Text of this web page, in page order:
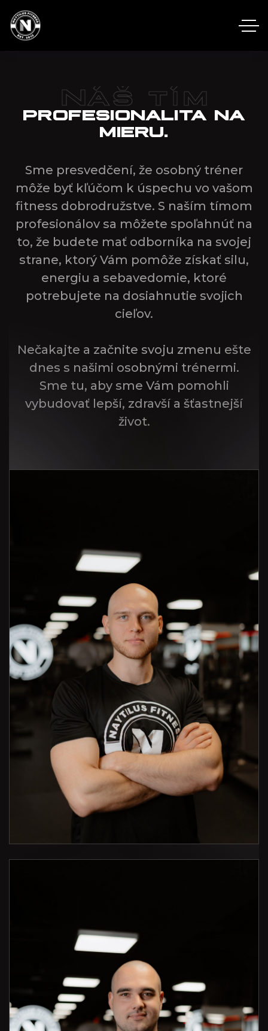
PROFESIONALITA NA
MIERU.
Náš tím
Sme presvedčení, že osobný tréner
môže byť kľúčom k úspechu vo vašom
fitness dobrodružstve. S naším tímom
profesionálov sa môžete spoľahnúť na
to, že budete mať odborníka na svojej
strane, ktorý Vám pomôže získať silu,
energiu a sebavedomie, ktoré
potrebujete na dosiahnutie svojich
cieľov.
Nečakajte a začnite svoju zmenu ešte
dnes s našimi osobnými trénermi.
Sme tu, aby sme Vám pomohli
vybudovať lepší, zdravší a šťastnejší
život.